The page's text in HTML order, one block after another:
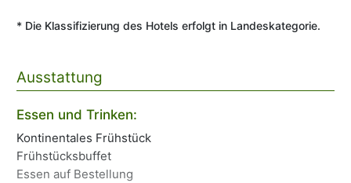
* Die Klassifizierung des Hotels erfolgt in Landeskategorie.
Ausstattung
Essen und Trinken:
Kontinentales Frühstück
Frühstücksbuffet
Essen auf Bestellung